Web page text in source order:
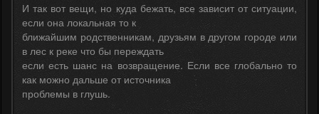
И так вот вещи, но куда бежать, все зависит от ситуации,
если она локальная то к
ближайшим родственникам, друзьям в другом городе или
в лес к реке что бы переждать
если есть шанс на возвращение. Если все глобально то
как можно дальше от источника
проблемы в глушь.